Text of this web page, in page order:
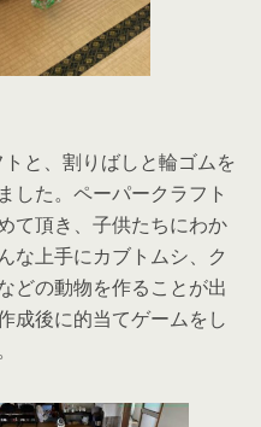
と、割りばしと輪ゴムを
した。ペーパークラフト
て頂き、子供たちにわか
な上手にカブトムシ、ク
どの動物を作ることが出
成後に的当てゲームをし